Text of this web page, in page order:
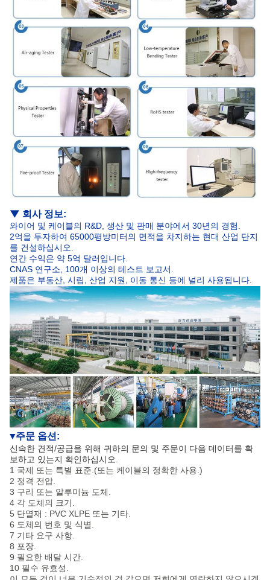
▼ 회사 정보:
와이어 및 케이블의 R&D, 생산 및 판매 분야에서 30년의 경험.
2억을 투자하여 65000평방미터의 면적을 차지하는 현대 산업 단지
를 건설하십시오.
연간 수익은 약 5억 달러입니다.
CNAS 연구소, 100개 이상의 테스트 보고서.
제품은 부동산, 시립, 산업 지원, 이동 통신 등에 널리 사용됩니다.
▼주문 옵션:
신속한 견적/공급을 위해 귀하의 문의 및 주문이 다음 데이터를 확
보하고 있는지 확인하십시오.
1 국제 또는 특별 표준.(또는 케이블의 정확한 사용.)
2 정격 전압.
3 구리 또는 알루미늄 도체.
4 각 도체의 크기.
5 단열재 : PVC XLPE 또는 기타.
6 도체의 번호 및 식별.
7 기타 요구 사항.
8 포장.
9 필요한 배달 시간.
10 필수 유효성.